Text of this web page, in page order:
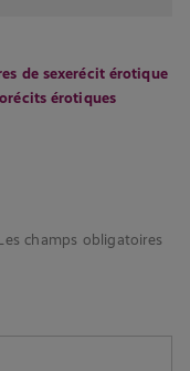
de sexerécit érotique
récits érotiques
champs obligatoires